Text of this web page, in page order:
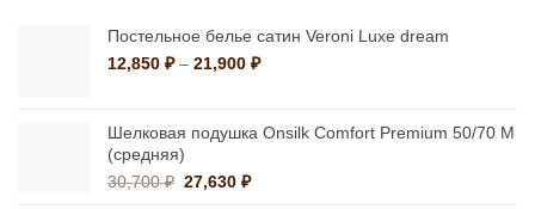
Постельное белье сатин Veroni Luxe dream
12,850 ₽ – 21,900 ₽Диапазон
–
Шелковая подушка Onsilk Comfort Premium 50/70 M
(средняя)
30,700₽ Первоначальная
27,630₽Текущая